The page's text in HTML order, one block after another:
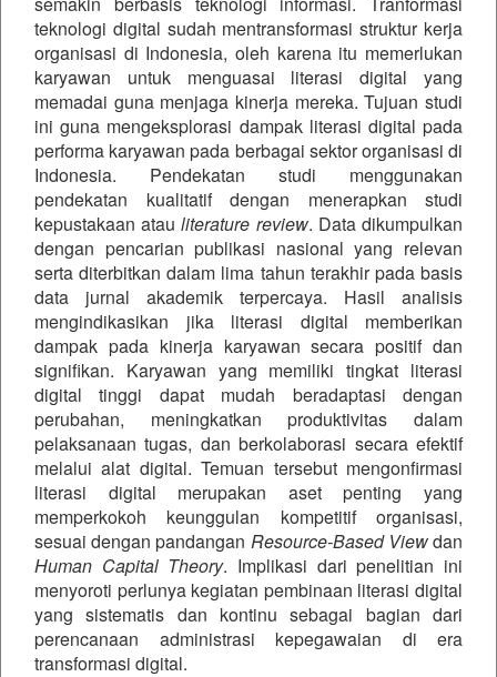
teknologi digital sudah mentransformasi struktur kerja
organisasi di Indonesia, oleh karena itu memerlukan
karyawan untuk menguasai literasi digital yang
memadai guna menjaga kinerja mereka. Tujuan studi
ini guna mengeksplorasi dampak literasi digital pada
performa karyawan pada berbagai sektor organisasi di
Indonesia. Pendekatan studi menggunakan
pendekatan kualitatif dengan menerapkan studi
kepustakaan atauliterature review. Data dikumpulkan
dengan pencarian publikasi nasional yang relevan
serta diterbitkan dalam lima tahun terakhir pada basis
data jurnal akademik terpercaya. Hasil analisis
mengindikasikan jika literasi digital memberikan
dampak pada kinerja karyawan secara positif dan
signifikan. Karyawan yang memiliki tingkat literasi
digital tinggi dapat mudah beradaptasi dengan
perubahan, meningkatkan produktivitas dalam
pelaksanaan tugas, dan berkolaborasi secara efektif
melalui alat digital. Temuan tersebut mengonfirmasi
literasi digital merupakan aset penting yang
memperkokoh keunggulan kompetitif organisasi,
sesuai dengan pandangan Resource-Based Viewdan
Human Capital Theory. Implikasi dari penelitian ini
menyoroti perlunya kegiatan pembinaan literasi digital
yang sistematis dan kontinu sebagai bagian dari
perencanaan administrasi kepegawaian di era
transformasi digital.